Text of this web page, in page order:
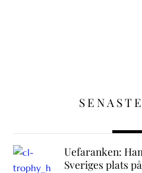
Uefaranken:
Sveriges plats